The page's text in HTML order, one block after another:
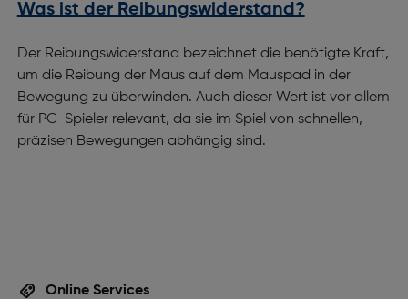
Was ist der Reibungswiderstand?
Der Reibungswiderstand bezeichnet die benötigte Kraft,
um die Reibung der Maus auf dem Mauspad in der
Bewegung zu überwinden. Auch dieser Wert ist vor allem
für PC-Spieler relevant, da sie im Spiel von schnellen,
präzisen Bewegungen abhängig sind.
Online Services